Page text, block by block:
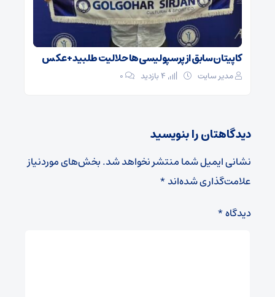
کاپیتان سابق از پرسپولیسی‌ها حلالیت طلبید + عکس
مدیر سایت ۰
دیدگاهتان را بنویسید
نشانی ایمیل شما منتشر نخواهد شد.بخش‌های موردنیاز
علامت‌گذاری شده‌اند*
دیدگاه*